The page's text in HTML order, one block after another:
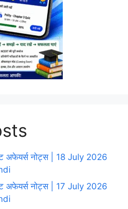
अफेयर्स नोट्स | 18 July 2026
अफेयर्स नोट्स | 17 July 2026